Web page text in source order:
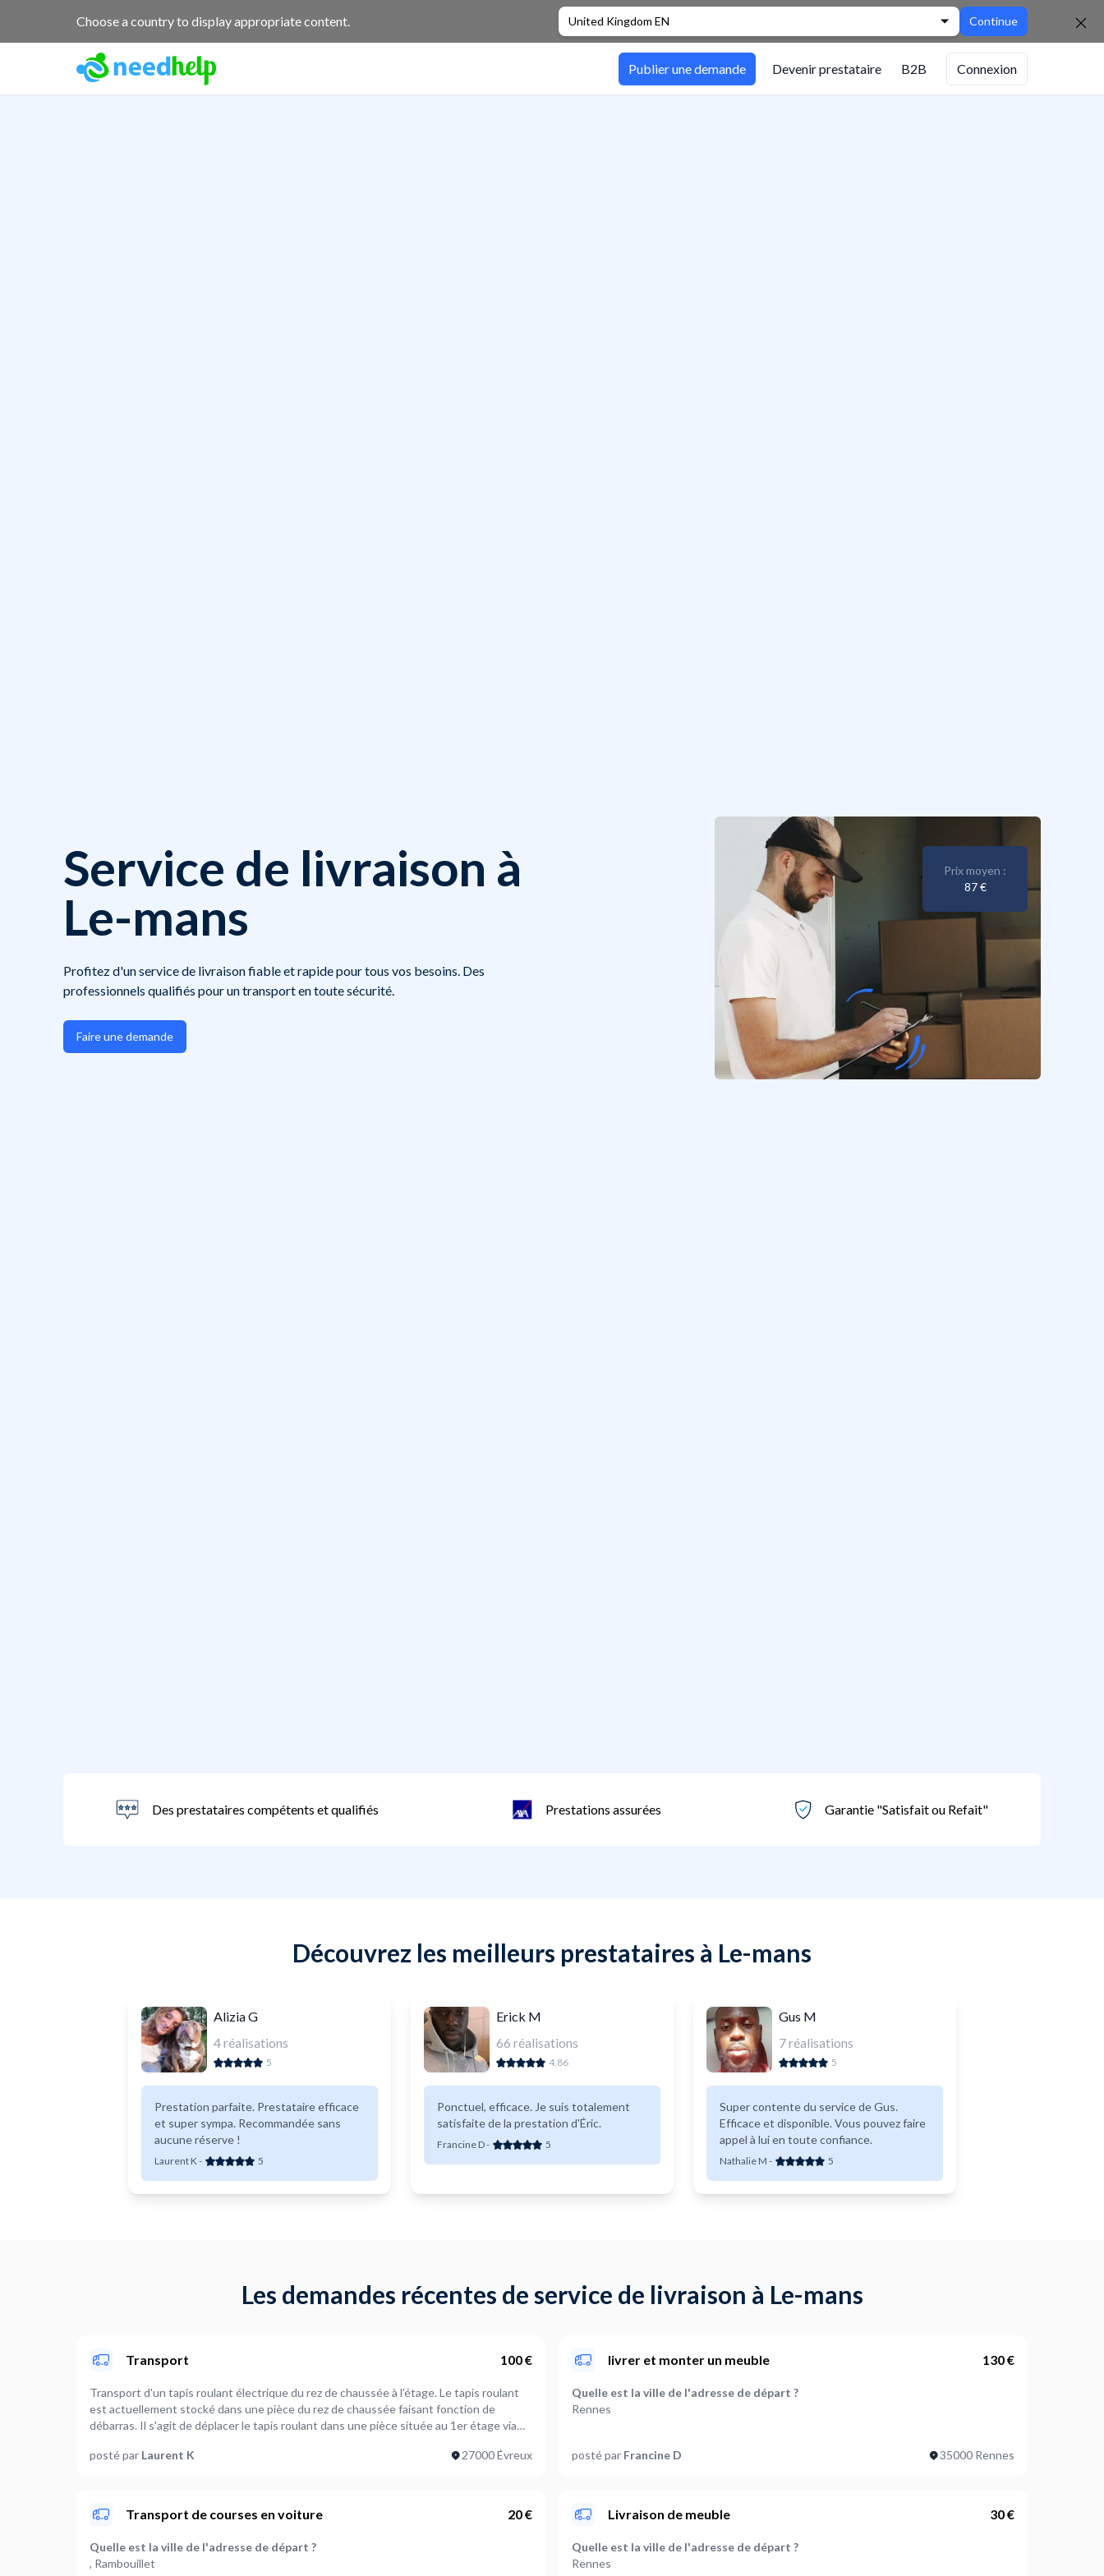
Choose a country to display appropriate content. United Kingdom EN Continue
Publier une demande Devenir prestataire B2B Connexion
Service de livraison à
Le-mans
Profitez d'un service de livraison fiable et rapide pour tous vos besoins. Des
professionnels qualifiés pour un transport en toute sécurité.
Faire une demande
Prix moyen :
87 €
Des prestataires compétents et qualifiés Prestations assurées Garantie "Satisfait ou Refait"
Découvrez les meilleurs prestataires à Le-mans
Alizia G
4réalisations
5
Prestation parfaite. Prestataire efficace
et super sympa. Recommandée sans
aucune réserve !
Laurent K- 5
Erick M
66 réalisations
4.86
Ponctuel, efficace. Je suis totalement
satisfaite de la prestation d'Éric.
Francine D- 5
Gus M
7réalisations
5
Super contente du service de Gus.
Efficace et disponible. Vous pouvez faire
appel à lui en toute confiance.
Nathalie M - 5
Les demandes récentes de service de livraison à Le-mans
Transport 100 €
Transport d'un tapis roulant électrique du rez de chaussée à l'étage. Le tapis roulant
est actuellement stocké dans une pièce du rez de chaussée faisant fonction de
débarras. Il s'agit de déplacer le tapis roulant dans une pièce située au 1er étage via
posté par Laurent K 27000 Évreux
livrer et monter un meuble 130 €
Quelle est la ville de l'adresse de départ ?
Rennes
Rennes
Autre
Poids de l'article à livrer (optionnel)
Entre 50 et 100 kg
posté par Francine D 35000 Rennes
Transport de courses en voiture 20 €
Quelle est la ville de l'adresse de départ ?
, Rambouillet
Livraison de meuble 30 €
Quelle est la ville de l'adresse de départ ?
Rennes